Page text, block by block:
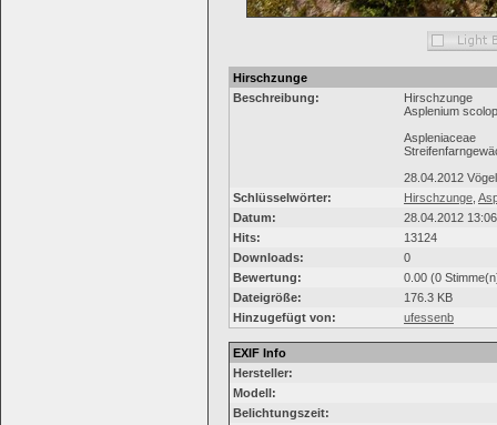
Hirschzunge
Beschreibung:
Hirschzunge
Asplenium
Aspleniaceae
28.04.2012
Schlüsselwörter:
Hirschzunge
Datum:
28.04.2012 13:06
Hits:
13124
Downloads:
0
Bewertung:
0.00 (0
Dateigröße:
176.3 KB
Hinzugefügt von:
ufessenb
EXIF Info
Hersteller:
Modell:
Belichtungszeit: